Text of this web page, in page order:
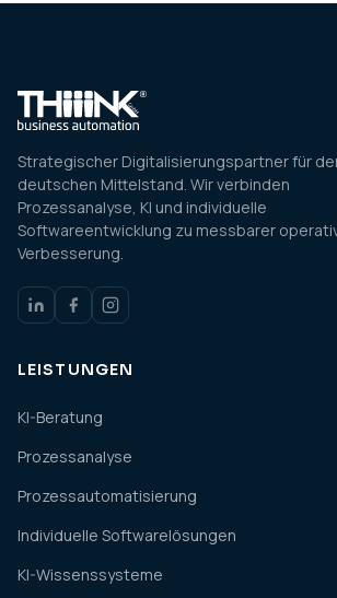
Strategischer Digitalisierungspartner für
deutschen Mittelstand. Wir verbinden
Prozessanalyse, KI und individuelle
Softwareentwicklung zu messbarer
Verbesserung.
LEISTUNGEN
KI-Beratung
Prozessanalyse
Prozessautomatisierung
Individuelle Softwarelösungen
KI-Wissenssysteme